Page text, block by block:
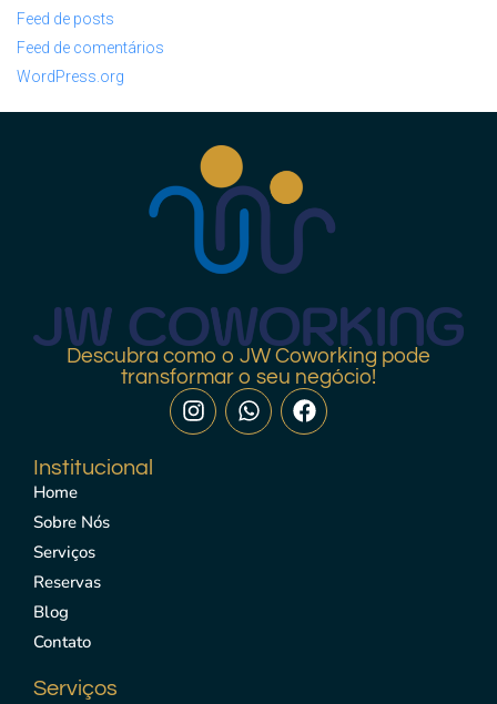
Feed de posts
Feed de comentários
WordPress.org
Descubra como o JW Coworking pode
transformar o seu negócio!
Institucional
Home
Sobre Nós
Serviços
Reservas
Blog
Contato
Serviços